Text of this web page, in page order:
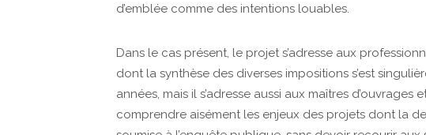
d’emblée comme des intentions louables.
Dans le cas présent, le projet s’adresse aux
dont la synthèse des diverses impositions s’est
années, mais il s’adresse aussi aux maîtres
comprendre aisément les enjeux des projets dont la